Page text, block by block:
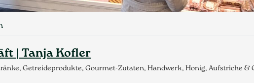
| Tanja Kofler
Getreideprodukte, Gourmet-Zutaten, Handwerk, Honig, Aufstriche &